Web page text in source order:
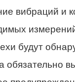
вибраций и
будут
обязательно